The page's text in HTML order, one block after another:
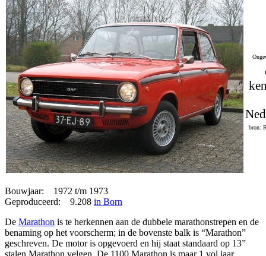
bron:
Bouwjaar: 1972 t/m 1973
Geproduceerd: 9.208 in Born
De Marathon is te herkennen aan de dubbele marathonstrepen en de
benaming op het voorscherm; in de bovenste balk is “Marathon”
geschreven. De motor is opgevoerd en hij staat standaard op 13”